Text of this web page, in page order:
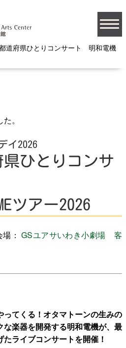
お問い合わせ
索
リオスとは
道府県ひとりコンサート 明和電機
。
イ2026
ひとりコンサ
ツアー2026
場：GSユアサいわき小劇場
客
ってくる！オタマトーンの生みの
楽器を開発する明和電機が、最
ライブコンサートを開催！